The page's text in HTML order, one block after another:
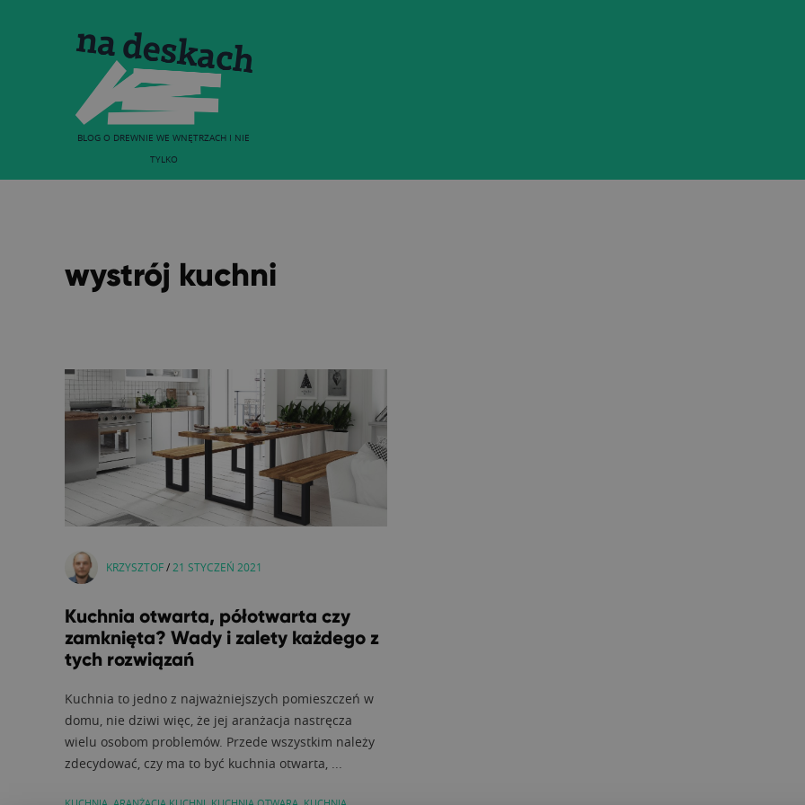
BLOG O DREWNIE WE WNĘTRZACH I NIE
TYLKO
wystrój kuchni
KRZYSZTOF/ 21 STYCZEŃ 2021
Kuchnia otwarta, półotwarta czy
zamknięta? Wady i zalety każdego z
tych rozwiązań
Kuchnia to jedno z najważniejszych pomieszczeń w
domu, nie dziwi więc, że jej aranżacja nastręcza
wielu osobom problemów. Przede wszystkim należy
zdecydować, czy ma to być kuchnia otwarta, ...